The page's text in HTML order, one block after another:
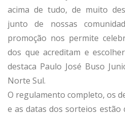
acima de tudo, de muito
junto de nossas
promoção nos permite
dos que acreditam e
destaca Paulo José Buso
Norte Sul.
O regulamento completo, os
e as datas dos sorteios estão